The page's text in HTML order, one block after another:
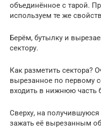
объединённое с тарой.
используем те же
Берём, бутылку и
сектору.
Как разметить сектора?
вырезанное по первому
входить в нижнюю часть
Сверху, на
зажать её вырезанным